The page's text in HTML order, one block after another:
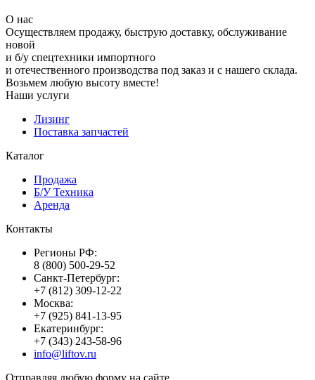
О нас
Осуществляем продажу, быструю доставку, обслуживание
новой
и б/у спецтехники импортного
и отечественного производства под заказ и с нашего склада.
Возьмем любую высоту вместе!
Наши услуги
Лизинг
Поставка запчастей
Каталог
Продажа
Б/У Техника
Аренда
Контакты
Регионы РФ:
8 (800) 500-29-52
Санкт-Петербург:
+7 (812) 309-12-22
Москва:
+7 (925) 841-13-95
Екатеринбург:
+7 (343) 243-58-96
info@liftov.ru
Отправляя любую форму на сайте,